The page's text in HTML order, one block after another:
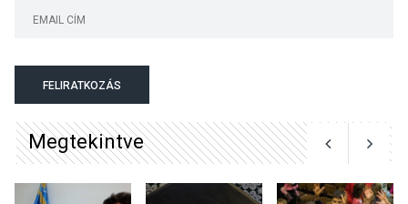
gyümölcsök
Bogdányban programokkal
FELIRATKOZÁS
Megtekintve